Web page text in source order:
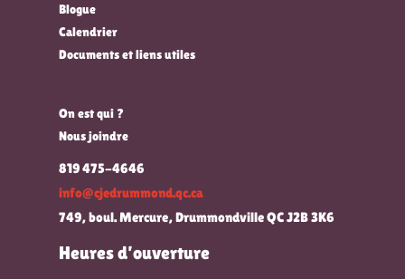
Blogue
Calendrier
Documents et liens utiles
On est qui ?
Nous joindre
819 475-4646
info@cjedrummond.qc.ca
749, boul. Mercure, Drummondville QC J2B 3K6
Heures d’ouverture